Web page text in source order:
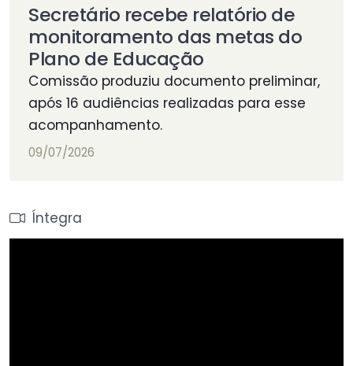
Secretário recebe relatório de
monitoramento das metas do
Plano de Educação
Comissão produziu documento preliminar,
após 16 audiências realizadas para esse
acompanhamento.
09/07/2026
Íntegra